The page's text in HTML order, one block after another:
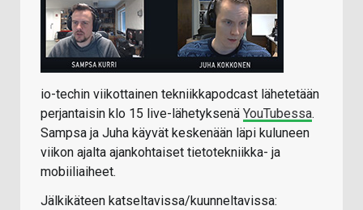
io-techin viikottainen tekniikkapodcast lähetetään
perjantaisin klo 15 live-lähetyksenä YouTubessa.
Sampsa ja Juha käyvät keskenään läpi kuluneen
viikon ajalta ajankohtaiset tietotekniikka- ja
mobiiliaiheet.
Jälkikäteen katseltavissa/kuunneltavissa: